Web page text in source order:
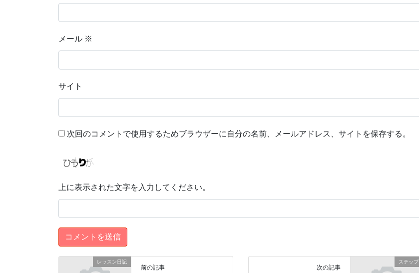
メール ※
サイト
次回のコメントで使用するためブラウザーに自分の名前、メールアドレス、サイトを保存する。
上に表示された文字を入力してください。
レッスン日記
前の記事
ステップ
次の記事